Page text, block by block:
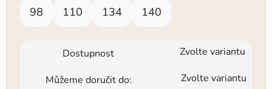
98 110 134 140
Dostupnost Zvolte variantu
Můžeme doručit do: Zvolte variantu